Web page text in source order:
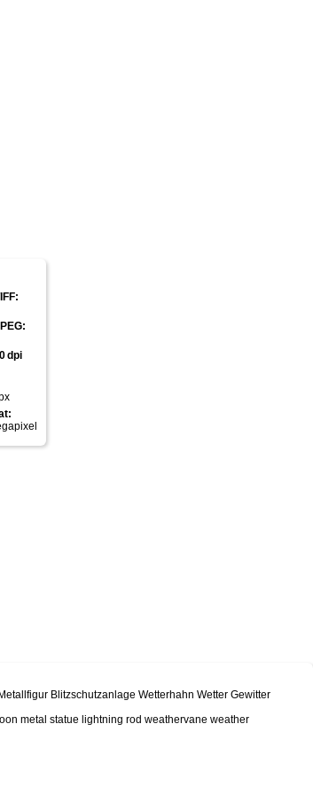
dpi
Blitzschutzanlage Wetterhahn Wetter Gewitter
metal statue lightning rod weathervane weather